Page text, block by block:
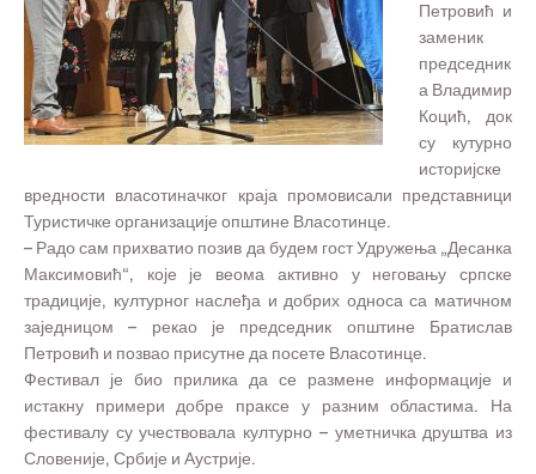
Петровић и
заменик
председник
а Владимир
Коцић, док
су кутурно
историјске
вредности власотиначког краја промовисали представници
Туристичке организације општине Власотинце.
– Радо сам прихватио позив да будем гост Удружења „Десанка
Максимовић“, које је веома активно у неговању српске
традиције, културног наслеђа и добрих односа са матичном
заједницом – рекао је председник општине Братислав
Петровић и позвао присутне да посете Власотинце.
Фестивал је био прилика да се размене информације и
истакну примери добре праксе у разним областима. На
фестивалу су учествовала културно – уметничка друштва из
Словеније, Србије и Аустрије.